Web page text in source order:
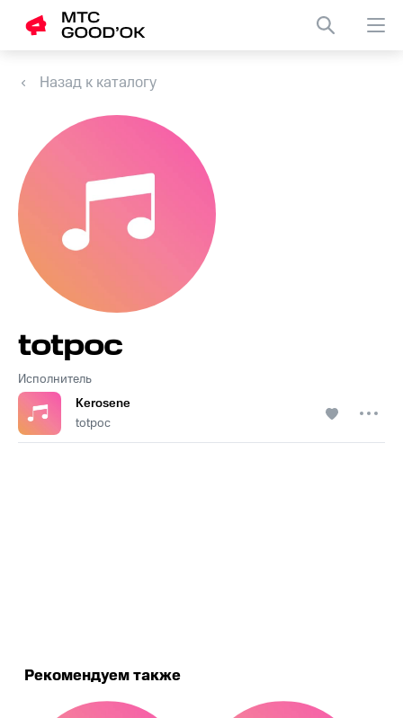
Назад к каталогу
Исполнитель
totpoс
Kerosene
totpoс
Рекомендуем также